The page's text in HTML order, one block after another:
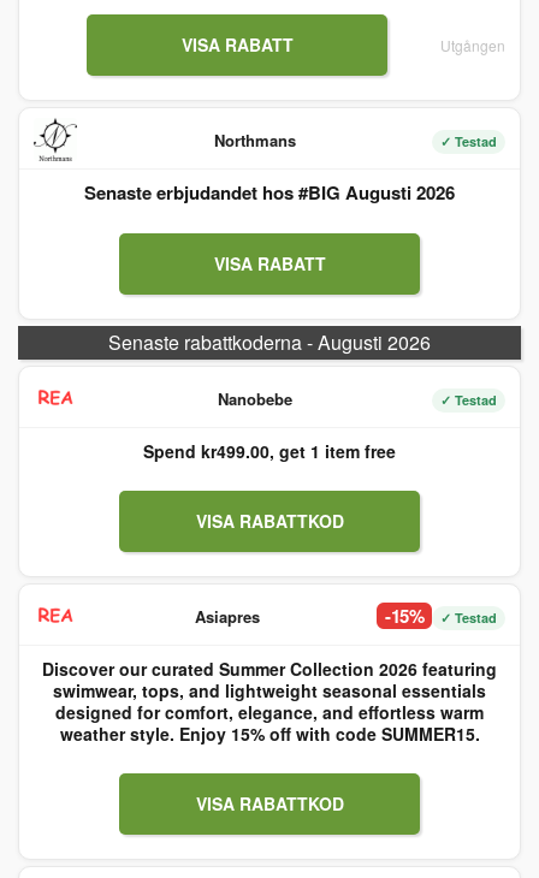
VISA RABATT Utgången
Northmans ✓ Testad
Senaste erbjudandet hos #BIG Augusti 2026
VISA RABATT
Senaste rabattkoderna - Augusti 2026
Nanobebe ✓ Testad
Spend kr499.00, get 1 item free
VISA RABATTKOD
Asiapres -15% ✓ Testad
Discover our curated Summer Collection 2026 featuring
swimwear, tops, and lightweight seasonal essentials
designed for comfort, elegance, and effortless warm
weather style. Enjoy 15% off with code SUMMER15.
VISA RABATTKOD